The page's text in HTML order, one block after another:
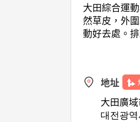
大田綜合運
然草皮，外
動好去處。
地址
大田廣
대전광